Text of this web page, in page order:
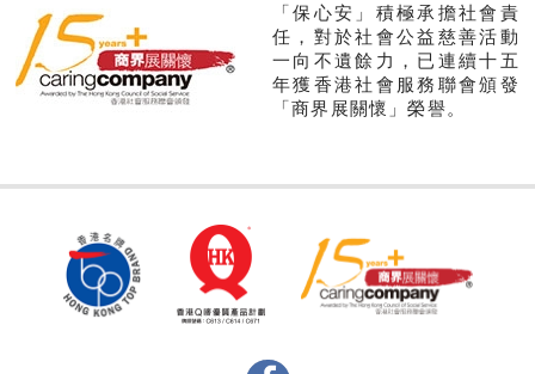
「保心安」積極承擔社會責
任，對於社會公益慈善活動
一向不遺餘力，已連續十五
年獲香港社會服務聯會頒發
「商界展關懷」榮譽。